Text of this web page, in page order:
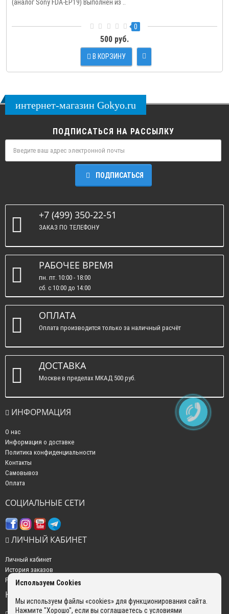
(аналог Sony FDA-EP19) Выполнен из ..
0
500 руб.
В КОРЗИНУ
интернет-магазин Gokyo.ru
ПОДПИСАТЬСЯ НА РАССЫЛКУ
ПОДПИСАТЬСЯ
+7 (499) 350-22-51
ЗАКАЗ ПО ТЕЛЕФОНУ
РАБОЧЕЕ ВРЕМЯ
пн. пт. 10:00 - 18:00
сб. c 10:00 до 14:00
вс. : выходные.
ОПЛАТА
Оплата производится только за наличный расчёт
ДОСТАВКА
Москве в пределах МКАД 500 руб.
ИНФОРМАЦИЯ
О нас
Информация о доставке
Политика конфиденциальности
Контакты
Самовывоз
Оплата
СОЦИАЛЬНЫЕ СЕТИ
ЛИЧНЫЙ КАБИНЕТ
Личный кабинет
История заказов
Рассылка новостей
НАШИ КОНТАКТЫ
Используем Cookies
Мы используем файлы «cookies» для функционирования сайта.
Нажмите "Хорошо", если вы соглашаетесь с условиями